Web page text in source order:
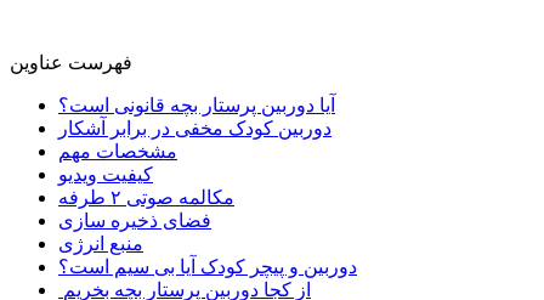
فهرست عناوین
آیا دوربین پرستار بچه قانونی است؟
دوربین کودک مخفی در برابر آشکار
مشخصات مهم
کیفیت ویدیو
مکالمه صوتی ۲ طرفه
فضای ذخیره سازی
منبع انرژی
دوربین و پیچر کودک آیا بی سیم است؟
از کجا دوربین پرستار بچه بخریم